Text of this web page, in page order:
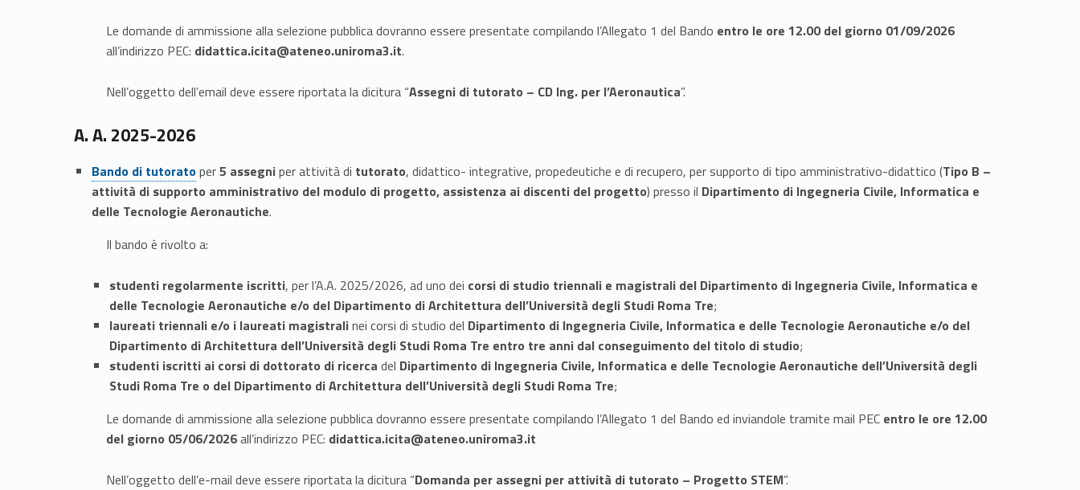
Le domande di ammissione alla selezione pubblica dovranno essere presentate compilando l’Allegato 1 del Bando entro le ore 12.00 del giorno 01/09/2026
all’indirizzo PEC: didattica.icita@ateneo.uniroma3.it.
Nell’oggetto dell’email deve essere riportata la dicitura “Assegni di tutorato – CD Ing. per l’Aeronautica”.
A. A. 2025-2026
Link identifier #identifier__65777-4
Bando di tutoratoper5 assegniper attività di tutorato, didattico- integrative, propedeutiche e di recupero, per supporto di tipo amministrativo-didattico (Tipo B –
attività di supporto amministrativo del modulo di progetto, assistenza ai discenti del progetto) presso il Dipartimento di Ingegneria Civile, Informatica e
delle Tecnologie Aeronautiche.
Il bando è rivolto a:
studenti regolarmente iscritti, per l’A.A. 2025/2026, ad uno dei corsi di studio triennali e magistrali del Dipartimento di Ingegneria Civile, Informatica e
delle Tecnologie Aeronautiche e/o del Dipartimento di Architettura dell’Università degli Studi Roma Tre;
laureati triennali e/o i laureati magistralinei corsi di studio del Dipartimento di Ingegneria Civile, Informatica e delle Tecnologie Aeronautiche e/o del
Dipartimento di Architettura dell’Università degli Studi Roma Tre entro tre anni dal conseguimento del titolo di studio;
studenti iscritti ai corsi di dottorato di ricerca del Dipartimento di Ingegneria Civile, Informatica e delle Tecnologie Aeronautiche dell’Università degli
Studi Roma Tre o del Dipartimento di Architettura dell’Università degli Studi Roma Tre;
Le domande di ammissione alla selezione pubblica dovranno essere presentate compilando l’Allegato 1 del Bando ed inviandole tramite mail PEC entro le ore 12.00
del giorno 05/06/2026all’indirizzo PEC: didattica.icita@ateneo.uniroma3.it
Nell’oggetto dell’e-mail deve essere riportata la dicitura “Domanda per assegni per attività di tutorato – Progetto STEM”.